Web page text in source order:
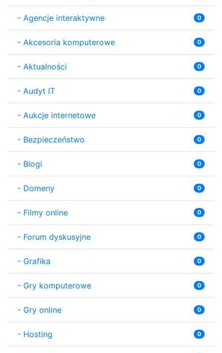
- Agencje interaktywne 0
- Akcesoria komputerowe 0
- Aktualności 0
- Audyt IT 0
- Aukcje internetowe 0
- Bezpieczeństwo 0
- Blogi 0
- Domeny 0
- Filmy online 0
- Forum dyskusyjne 0
- Grafika 0
- Gry komputerowe 0
- Gry online 0
- Hosting 0